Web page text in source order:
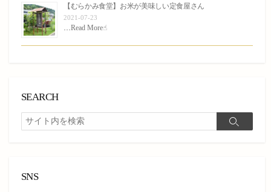
【むらかみ食堂】お米が美味しい定食屋さん
2021-07-23
Read More☝︎
SEARCH
検
索
検
SNS